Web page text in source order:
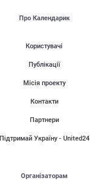
Про Календарик
Користувачі
Публікації
Місія проекту
Контакти
Партнери
Підтримай Україну - United24
Організаторам